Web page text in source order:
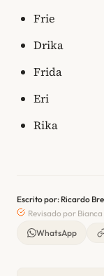
Frie
Drika
Frida
Eri
Rika
Escrito por: Ricardo
Revisado por
WhatsApp